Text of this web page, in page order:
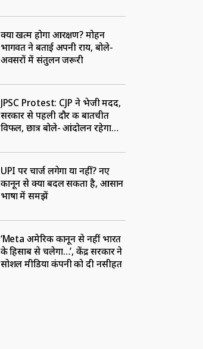
क्या खत्म होगा आरक्षण? मोहन
भागवत ने बताई अपनी राय, बोले-
अवसरों में संतुलन जरूरी
JPSC Protest: CJP ने भेजी मदद,
सरकार से पहली दौर की बातचीत
विफल, छात्र बोले- आंदोलन रहेगा
UPI पर चार्ज लगेगा या नहीं? नए
कानून से क्या बदल सकता है, आसान
भाषा में समझें
‘Meta अमेरिकी कानून से नहीं भारत
के हिसाब से चलेगा…’, केंद्र सरकार ने
सोशल मीडिया कंपनी को दी नसीहत